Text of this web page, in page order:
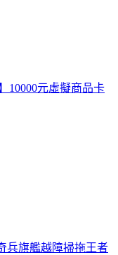
10000元虛擬商品卡
兵旗艦越障掃拖王者